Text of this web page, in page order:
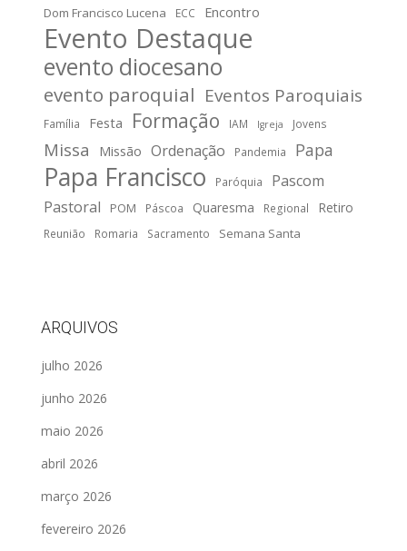
Dom Francisco Lucena
ECC Encontro
Evento Destaque
evento diocesano
evento paroquial Eventos Paroquiais
Família Festa Formação IAM Igreja Jovens
Missa Missão Ordenação Pandemia Papa
Papa Francisco Paróquia
Pascom
Pastoral
POM Páscoa Quaresma Regional Retiro
Reunião Romaria Sacramento Semana Santa
ARQUIVOS
julho 2026
junho 2026
maio 2026
abril 2026
março 2026
fevereiro 2026